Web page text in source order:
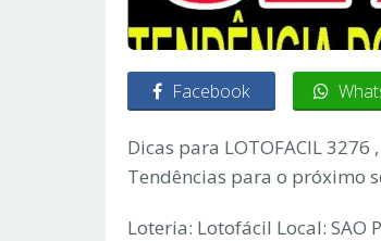
Facebook
Dicas para LOTOFACIL
Tendências para o próximo
Loteria: Lotofácil Local: SAO